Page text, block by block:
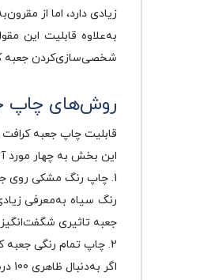
زیادی دارد، اما از
به‌علاوه قابلیت این
شخصی‌سازی‌کردن جعبه
روش‌های چاپ
قابلیت چاپ جعبه
این بخش به چهار مورد
1. چاپ رنگ مشکی روی جعبه کرافت
رنگ سیاه به‌معرفی
جعبه تاثیری
2. چاپ تمام رنگی جعبه کرافت